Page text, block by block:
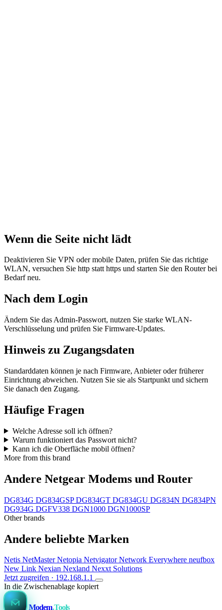
Wenn die Seite nicht lädt
Deaktivieren Sie VPN oder mobile Daten, prüfen Sie das richtige
WLAN, versuchen Sie http statt https und starten Sie den Router bei
Bedarf neu.
Nach dem Login
Ändern Sie das Admin-Passwort, nutzen Sie starke WLAN-
Verschlüsselung und prüfen Sie Firmware-Updates.
Hinweis zu Zugangsdaten
Standarddaten können je nach Firmware, Anbieter oder früherer
Einrichtung abweichen. Nutzen Sie sie als Startpunkt und sichern
Sie danach den Zugang.
Häufige Fragen
Welche Adresse soll ich öffnen?
Warum funktioniert das Passwort nicht?
Kann ich die Oberfläche mobil öffnen?
More from this brand
Andere Netgear Modems und Router
DG834G DG834GSP DG834GT DG834GU DG834N DG834PN
DG934G DGFV338 DGN1000 DGN1000SP
Other brands
Andere beliebte Marken
Netis NetMaster Netopia Netvigator Network Everywhere neufbox
New Link Nexian Nexland Nexxt Solutions
Jetzt zugreifen · 192.168.1.1
In die Zwischenablage kopiert
Modem.Tools